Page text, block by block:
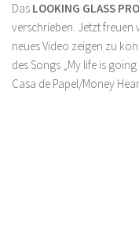
Das LOOKING GLASS
verschrieben. Jetzt freuen
neues Video zeigen zu
des Songs „My life is
Casa de Papel/Money